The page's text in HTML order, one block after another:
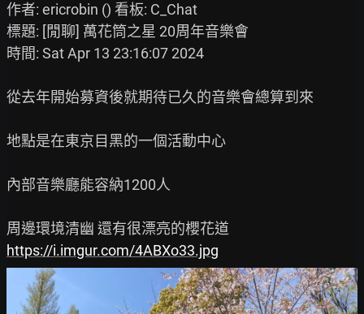
作者: ericrobin () 看板: C_Chat
標題: [閒聊] 萬花筒之星 20周年音樂會
時間: Sat Apr 13 23:16:07 2024
從去年開始募資後就期待已久的音樂會總算到來
地點是在東京目黑的一個活動中心
內部音樂廳能容納1200人
https://i.imgur.com/4ABXo33.jpg